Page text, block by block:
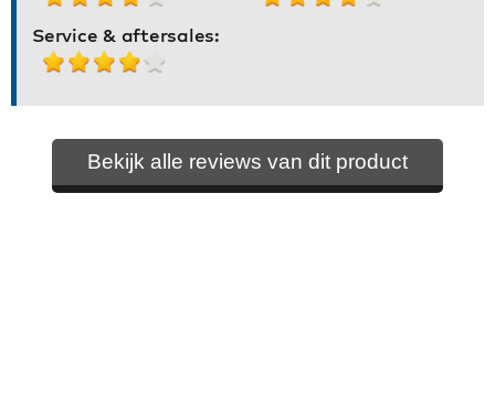
Service & aftersales:
Bekijk alle reviews van dit product